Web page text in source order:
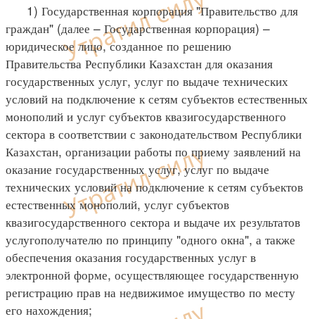
1) Государственная корпорация "Правительство для
граждан" (далее – Государственная корпорация) –
юридическое лицо, созданное по решению
Правительства Республики Казахстан для оказания
государственных услуг, услуг по выдаче технических
условий на подключение к сетям субъектов естественных
монополий и услуг субъектов квазигосударственного
сектора в соответствии с законодательством Республики
Казахстан, организации работы по приему заявлений на
оказание государственных услуг, услуг по выдаче
технических условий на подключение к сетям субъектов
естественных монополий, услуг субъектов
квазигосударственного сектора и выдаче их результатов
услугополучателю по принципу "одного окна", а также
обеспечения оказания государственных услуг в
электронной форме, осуществляющее государственную
регистрацию прав на недвижимое имущество по месту
его нахождения;